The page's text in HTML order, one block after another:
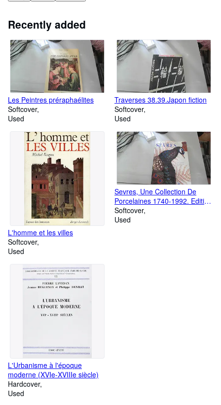
Help
CLOSE
Recently added
Les Peintres préraphaélites
Softcover
Used
Traverses 38.39.Japon fiction
Softcover
Used
L'homme et les villes
Softcover
Used
Sevres, Une Collection De
Porcelaines 1740-1992. Edition
1993
Softcover
Used
L'Urbanisme à l'époque
moderne (XVIe-XVIIIe siècle)
Hardcover
Used